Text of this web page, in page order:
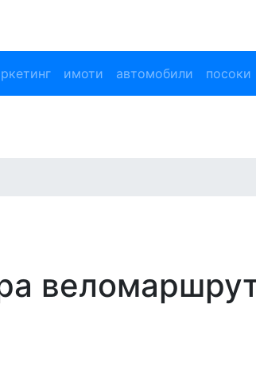
имоти автомобили посоки